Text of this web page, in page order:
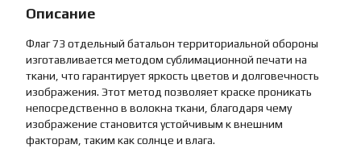
Описание
Флаг 73 отдельный батальон территориальной обороны
изготавливается методом сублимационной печати на
ткани, что гарантирует яркость цветов и долговечность
изображения. Этот метод позволяет краске проникать
непосредственно в волокна ткани, благодаря чему
изображение становится устойчивым к внешним
факторам, таким как солнце и влага.